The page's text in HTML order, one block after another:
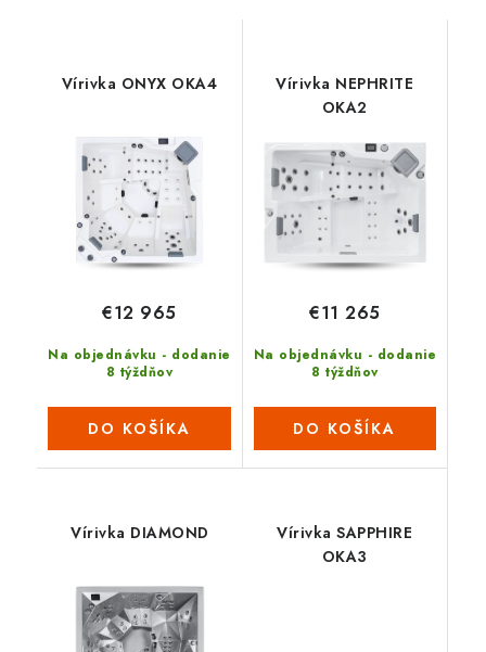
Vírivka ONYX OKA4
Na objednávku - dodanie
8 týždňov
€12 965
DO KOŠÍKA
Vírivka NEPHRITE
OKA2
Na objednávku - dodanie
8 týždňov
€11 265
DO KOŠÍKA
Vírivka DIAMOND
Vírivka SAPPHIRE
OKA3